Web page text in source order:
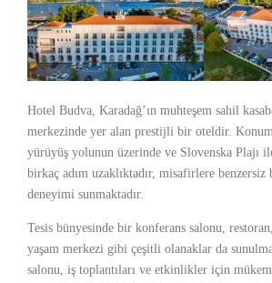
Hotel Budva, Karadağ’ın muhteşem sahil
merkezinde yer alan prestijli bir oteldir.
yürüyüş yolunun üzerinde ve Slovenska Plajı
birkaç adım uzaklıktadır, misafirlere
deneyimi sunmaktadır.
Tesis bünyesinde bir konferans salonu,
yaşam merkezi gibi çeşitli olanaklar da
salonu, iş toplantıları ve etkinlikler için